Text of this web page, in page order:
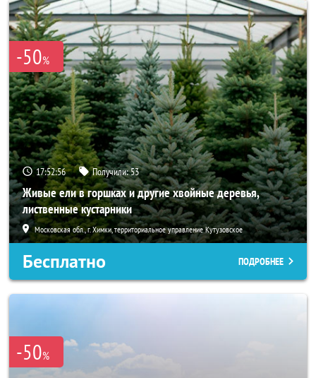
-50%
17:52:55 Получили:53
Живые ели в горшках и другие хвойные деревья,
лиственные кустарники
Московская обл., г. Химки, территориальное управление Кутузовское
Бесплатно ПОДРОБНЕЕ
-50%